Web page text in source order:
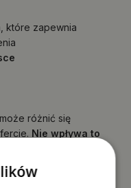
które zapewnia
różnić się
Nie wpływa to